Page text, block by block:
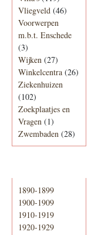
Vliegveld (46)
Voorwerpen
m.b.t. Enschede
(3)
Wijken (27)
Winkelcentra (26)
Ziekenhuizen
(102)
Zoekplaatjes en
Vragen (1)
Zwembaden (28)
1890-1899
1900-1909
1910-1919
1920-1929